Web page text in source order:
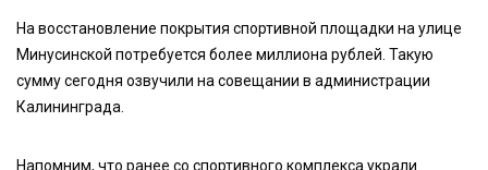
На восстановление покрытия спортивной площадки на улице
Минусинской потребуется более миллиона рублей. Такую
сумму сегодня озвучили на совещании в администрации
Калининграда.
Напомним, что ранее со спортивного комплекса украли